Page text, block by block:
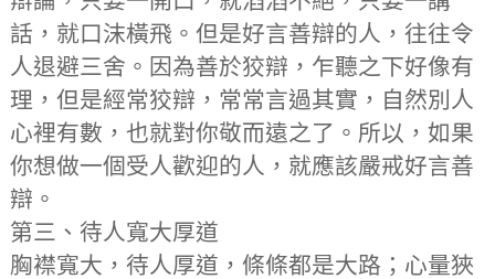
話，就口沫橫飛。但是好言善辯的人，往往令
人退避三舍。因為善於狡辯，乍聽之下好像有
理，但是經常狡辯，常常言過其實，自然別人
心裡有數，也就對你敬而遠之了。所以，如果
你想做一個受人歡迎的人，就應該嚴戒好言善
辯。
第三、待人寬大厚道
胸襟寬大，待人厚道，條條都是大路；心量狹